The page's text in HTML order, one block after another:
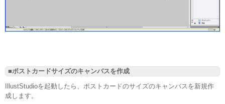
■ポストカードサイズのキャンバスを作成
IllustStudioを起動したら、ポストカードのサイズのキャンバスを新規作
成します。